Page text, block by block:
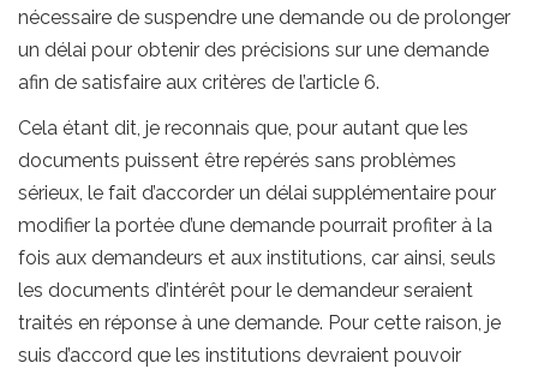
nécessaire de suspendre une demande ou de prolonger
un délai pour obtenir des précisions sur une demande
afin de satisfaire aux critères de l’article 6.
Cela étant dit, je reconnais que, pour autant que les
documents puissent être repérés sans problèmes
sérieux, le fait d’accorder un délai supplémentaire pour
modifier la portée d’une demande pourrait profiter à la
fois aux demandeurs et aux institutions, car ainsi, seuls
les documents d’intérêt pour le demandeur seraient
traités en réponse à une demande. Pour cette raison, je
suis d’accord que les institutions devraient pouvoir